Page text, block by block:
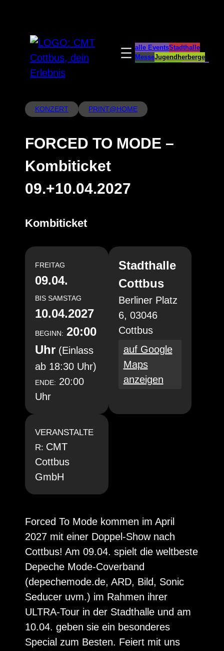
springen
alle EventsStadthalle
MesseJugendherberge
KONZERT PRINT@HOME
FORCED TO MODE –
Kombiticket
09.+10.04.2027
Kombiticket
FREITAG
09.04.
BIS SAMSTAG
10.04.2027
BEGINN: 20:00
Uhr (Einlass
ab 18:30 Uhr)
ENDE: 20:00
Uhr
Stadthalle
Cottbus
Berliner Platz
6, 03046
Cottbus
auf Google
Maps
anzeigen
VERANSTALTE
R: CMT
Cottbus
GmbH
Forced To Mode kommen im April
2027 mit einer Doppel-Show nach
Cottbus! Am 09.04. spielt die weltbeste
Depeche Mode-Coverband
(depechemode.de, ARD, Bild, Sonic
Seducer uvm.) im Rahmen ihrer
ULTRA-Tour in der Stadthalle und am
10.04. geben sie ein besonderes
Special zum Besten. Feiert mit uns